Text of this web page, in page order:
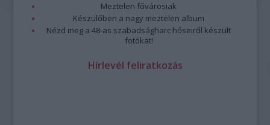
Meztelen fővárosiak
Készülőben a nagy meztelen album
Nézd meg a 48-as szabadságharc hőseiről készült
fotókat!
Hírlevél feliratkozás